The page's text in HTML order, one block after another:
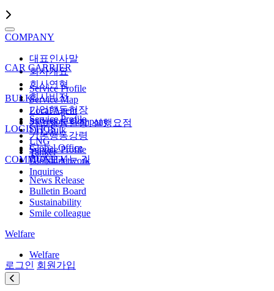
COMPANY
대표인사말
회사개요
회사연혁
회사비전
기업행동헌장
기업행동헌장_실행요점
기본행동강령
Global Office
찾아오시는 길
CAR CARRIER
Service Profile
Service Map
Local Agent
Stevedore Company
BULK
Service Profile
Dry Bulk
LNG
Tanker
LOGISTICS
Service Profile
Global network
Inquiries
COMMUNITY
News Release
Bulletin Board
Sustainability
Smile colleague
Welfare
Welfare
로그인 회원가입